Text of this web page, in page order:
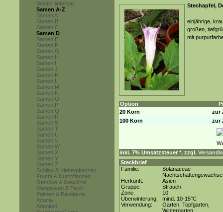
Wieder lieferbar!
Samen A-Z
Samen A
Samen B
Samen C
Samen D
Samen E
Samen F
Samen G
Samen H
Samen I
Samen J
Samen K
Samen L
Samen M
Samen N
Samen O
Samen P
Samen Q
Samen R
Samen S
Samen T
Samen U
Samen V
Samen W
Samen X
Samen Y
Samen Z
Schling & Kletterpflanzen
Frucht & Nutzpflanzen
Gemüse & Gewürze
Mangroven & Teich
Palmen & Palmfarne
Acacia
Adenium
Stechapfel,
einjährige,
großen,
mit
Option
20 Korn
zur
100 Korn
zur
inkl. 7% Umsatzsteuer *, zzgl.
Steckbrief
Familie:
Solanaceae
Nachtschattengewächse
Herkunft:
Asien
Gruppe:
Strauch
Zone:
10
Überwinterung:
mind. 10-15°C
Verwendung:
Garten, Topfgarten,
Wintergarten